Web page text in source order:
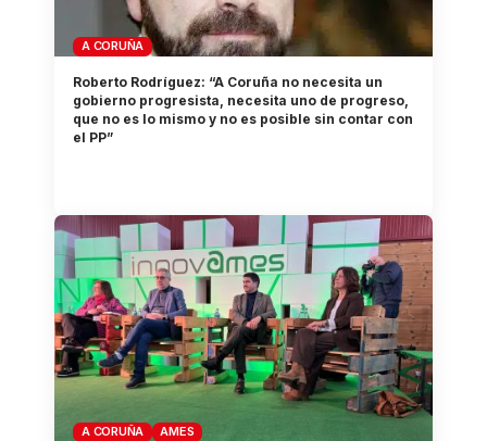
A CORUÑA
Roberto Rodríguez: “A Coruña no necesita un
gobierno progresista, necesita uno de progreso,
que no es lo mismo y no es posible sin contar con
el PP”
A CORUÑA AMES